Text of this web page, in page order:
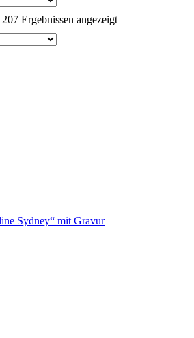
Ergebnissen angezeigt
Sydney“ mit Gravur